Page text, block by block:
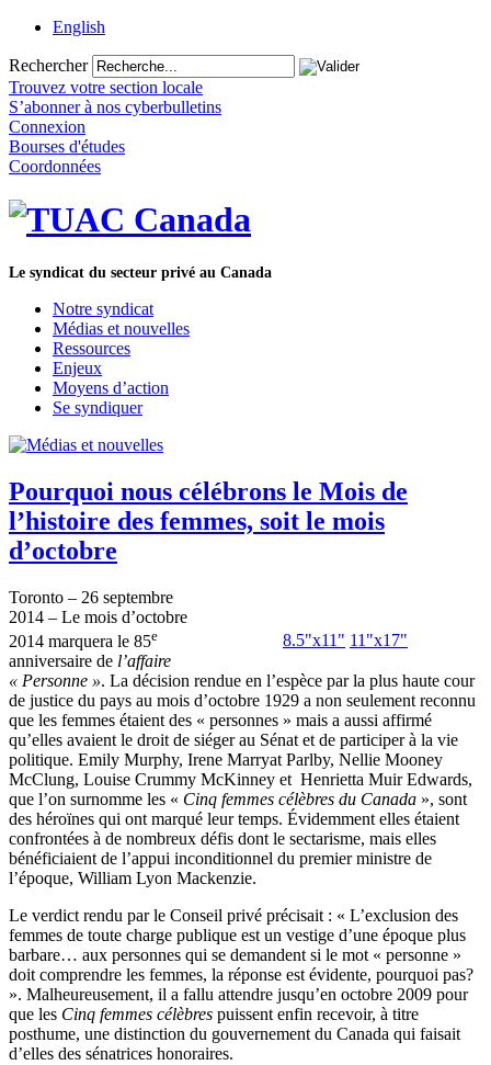
English
Rechercher
Trouvez votre section locale
S’abonner à nos cyberbulletins
Connexion
Bourses d'études
Coordonnées
Le syndicat du secteur privé au Canada
Notre syndicat
Médias et nouvelles
Ressources
Enjeux
Moyens d’action
Se syndiquer
Pourquoi nous célébrons le Mois de
l’histoire des femmes, soit le mois
d’octobre
8.5"x11" 11"x17"
Toronto – 26 septembre
2014 – Le mois d’octobre
2014 marquera le 85e
anniversaire de l’affaire
« Personne ». La décision rendue en l’espèce par la plus haute cour
de justice du pays au mois d’octobre 1929 a non seulement reconnu
que les femmes étaient des « personnes » mais a aussi affirmé
qu’elles avaient le droit de siéger au Sénat et de participer à la vie
politique. Emily Murphy, Irene Marryat Parlby, Nellie Mooney
McClung, Louise Crummy McKinney et Henrietta Muir Edwards,
que l’on surnomme les « Cinq femmes célèbres du Canada », sont
des héroïnes qui ont marqué leur temps. Évidemment elles étaient
confrontées à de nombreux défis dont le sectarisme, mais elles
bénéficiaient de l’appui inconditionnel du premier ministre de
l’époque, William Lyon Mackenzie.
Le verdict rendu par le Conseil privé précisait : « L’exclusion des
femmes de toute charge publique est un vestige d’une époque plus
barbare… aux personnes qui se demandent si le mot « personne »
doit comprendre les femmes, la réponse est évidente, pourquoi pas?
». Malheureusement, il a fallu attendre jusqu’en octobre 2009 pour
que les Cinq femmes célèbres puissent enfin recevoir, à titre
posthume, une distinction du gouvernement du Canada qui faisait
d’elles des sénatrices honoraires.